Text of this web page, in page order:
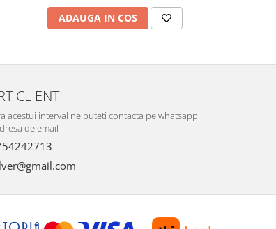
ADAUGA IN COS
CLIENTI
acestui interval ne puteti contacta pe whatsapp
de email